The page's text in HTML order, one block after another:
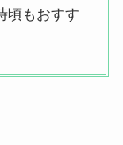
頃もおすす